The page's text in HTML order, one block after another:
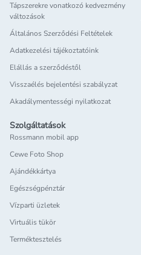
Tápszerekre vonatkozó kedvezmény
változások
Általános Szerződési Feltételek
Adatkezelési tájékoztatóink
Elállás a szerződéstől
Visszaélés bejelentési szabályzat
Akadálymentességi nyilatkozat
Szolgáltatások
Rossmann mobil app
Cewe Foto Shop
Ajándékkártya
Egészségpénztár
Vízparti üzletek
Virtuális tükör
Terméktesztelés